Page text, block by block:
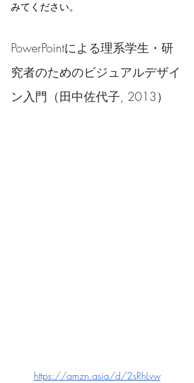
みてください。
PowerPointによる理系学生・研
究者のためのビジュアルデザイ
ン入門（田中佐代子, 2013）
https://amzn.asia/d/2sRhLvw